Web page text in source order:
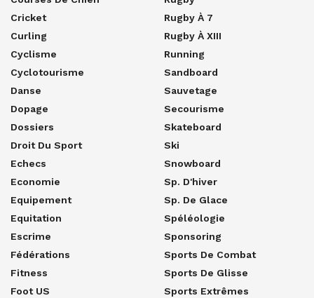
Cricket
Curling
Cyclisme
Cyclotourisme
Danse
Dopage
Dossiers
Droit Du Sport
Echecs
Economie
Equipement
Equitation
Escrime
Fédérations
Fitness
Foot US
Rugby À 7
Rugby À XIII
Running
Sandboard
Sauvetage
Secourisme
Skateboard
Ski
Snowboard
Sp. D'hiver
Sp. De Glace
Spéléologie
Sponsoring
Sports De Combat
Sports De Glisse
Sports Extrêmes